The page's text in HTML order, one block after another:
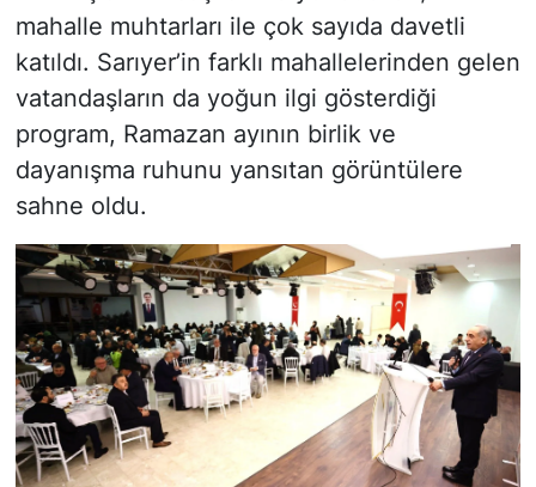
mahalle muhtarları ile çok sayıda davetli
katıldı. Sarıyer’in farklı mahallelerinden gelen
vatandaşların da yoğun ilgi gösterdiği
program, Ramazan ayının birlik ve
dayanışma ruhunu yansıtan görüntülere
sahne oldu.